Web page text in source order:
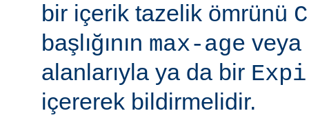
bir içerik tazelik ömrünü
başlığının max-age veya
alanlarıyla ya da bir
içererek bildirmelidir.